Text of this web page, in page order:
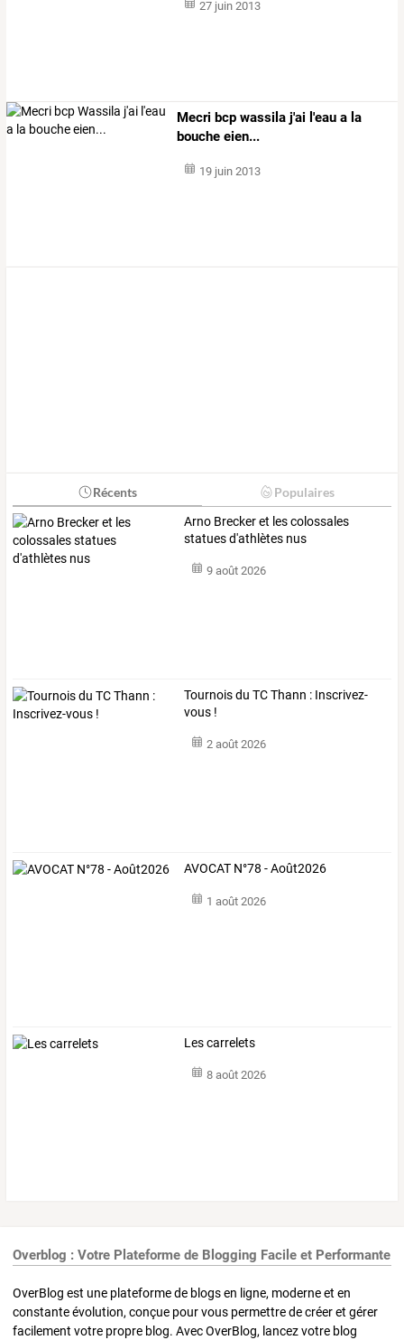
27 juin 2013
Mecri bcp wassila j'ai l'eau a la
bouche eien...
19 juin 2013
Récents Populaires
Arno Brecker et les colossales
statues d'athlètes nus
9 août 2026
Tournois du TC Thann : Inscrivez-
vous !
2 août 2026
AVOCAT N°78 - Août2026
1 août 2026
Les carrelets
8 août 2026
Overblog : Votre Plateforme de Blogging Facile et Performante
OverBlog est une plateforme de blogs en ligne, moderne et en
constante évolution, conçue pour vous permettre de créer et gérer
facilement votre propre blog. Avec OverBlog, lancez votre blog